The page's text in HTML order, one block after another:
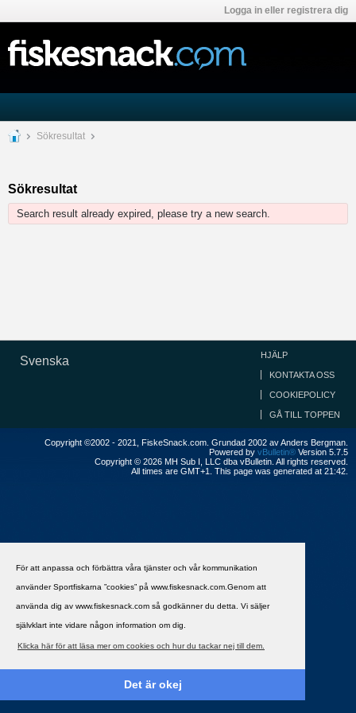
För att anpassa och förbättra våra tjänster och vår kommunikation
använder Sportfiskarna ”cookies” på www.fiskesnack.com.Genom att
använda dig av www.fiskesnack.com så godkänner du detta. Vi säljer
självklart inte vidare någon information om dig.
Klicka här för att läsa mer om cookies och hur du tackar nej till dem.
Det är okej
Logga in eller registrera dig
Sökresultat
Sökresultat
Search result already expired, please try a new search.
Svenska HJÄLP
KONTAKTA OSS
COOKIEPOLICY
GÅ TILL TOPPEN
Copyright ©2002 - 2021, FiskeSnack.com. Grundad 2002 av Anders Bergman.
Powered by vBulletin® Version 5.7.5
Copyright © 2026 MH Sub I, LLC dba vBulletin. All rights reserved.
All times are GMT+1. This page was generated at 21:42.